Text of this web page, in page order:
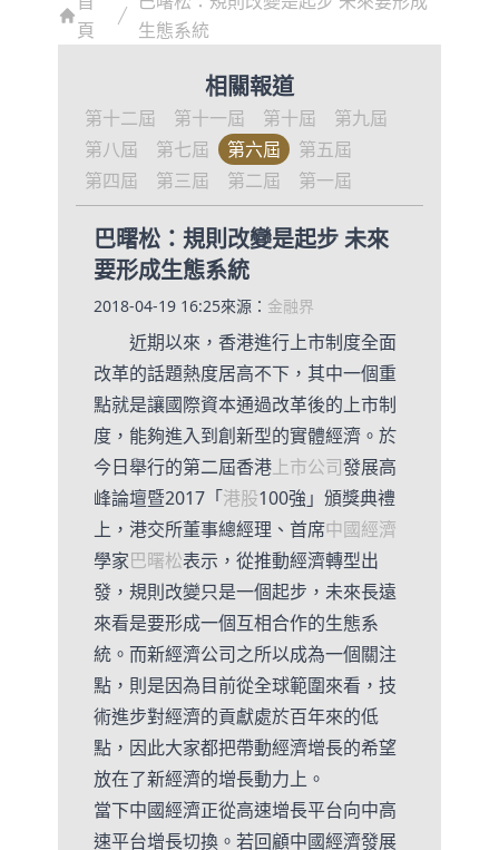
頁
生態系統
相關報道
第十二屆 第十一屆 第十屆
第九屆
第八屆
第七屆 第六屆
第五屆
第四屆
第三屆 第二屆 第一屆
巴曙松：規則改變是起步 未來
要形成生態系統
2018-04-19 16:25來源： 金融界
近期以來，香港進行上市制度全面
改革的話題熱度居高不下，其中一個重
點就是讓國際資本通過改革後的上市制
度，能夠進入到創新型的實體經濟。於
今日舉行的第二屆香港 上市公司發展高
峰論壇暨2017「港股100強」頒獎典禮
上，港交所董事總經理、首席中國經濟
學家巴曙松表示，從推動經濟轉型出
發，規則改變只是一個起步，未來長遠
來看是要形成一個互相合作的生態系
統。而新經濟公司之所以成為一個關注
點，則是因為目前從全球範圍來看，技
術進步對經濟的貢獻處於百年來的低
點，因此大家都把帶動經濟增長的希望
放在了新經濟的增長動力上。
當下中國經濟正從高速增長平台向中高
速平台增長切換。若回顧中國經濟發展